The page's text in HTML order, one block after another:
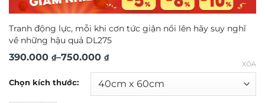
Tranh động lực, mỗi khi cơn tức giận nổi lên hãy suy nghĩ
về những hậu quả DL275
390.000 ₫–750.000 ₫
Khoảng
Chọn kích thước:
XÓA